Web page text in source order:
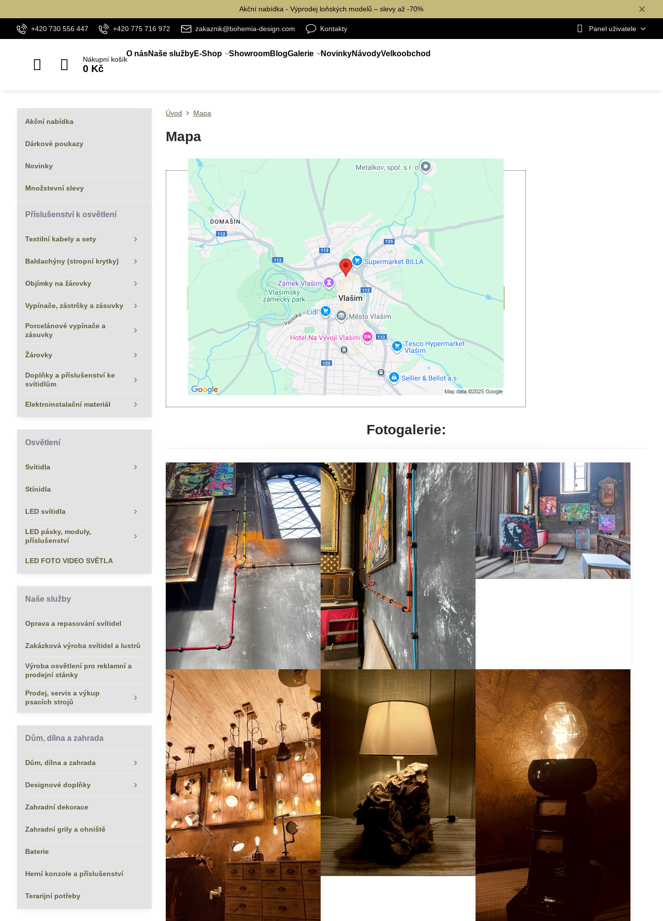
✕
Akční nabídka - Výprodej loňských modelů – slevy až -70%
+420 730 556 447 +420 775 716 972 zakaznik@bohemia-design.com Kontakty Panel uživatele
Nákupní košík
0 Kč
O násNaše službyE-Shop ShowroomBlogGalerie NovinkyNávodyVelkoobchod
Úvod Mapa
Mapa
Externí obsah je blokován Volbami soukromí
Přejete si načíst externí obsah?
Povolit jednou Povolit a zapamatovat - souhlas s druhem cookie: Funkční
Otevřít obsah v novém okně
Fotogalerie:
Akční nabídka
Dárkové poukazy
Novinky
Množstevní slevy
Příslušenství k osvětlení
Textilní kabely a sety
Baldachýny (stropní krytky)
Objímky na žárovky
Vypínače, zástrčky a zásuvky
Porcelánové vypínače a
zásuvky
Žárovky
Doplňky a příslušenství ke
svítidlům
Elektroinstalační materiál
Osvětlení
Svítidla
Stínidla
LED svítidla
LED pásky, moduly,
příslušenství
LED FOTO VIDEO SVĚTLA
Naše služby
Oprava a repasování svítidel
Zakázková výroba svítidel a lustrů
Výroba osvětlení pro reklamní a
prodejní stánky
Prodej, servis a výkup
psacích strojů
Dům, dílna a zahrada
Dům, dílna a zahrada
Designové doplňky
Zahradní dekorace
Zahradní grily a ohniště
Baterie
Herní konzole a příslušenství
Terarijní potřeby